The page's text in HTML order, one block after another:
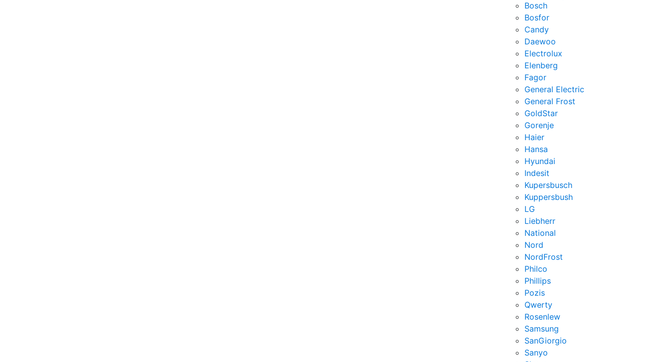
Bosch
Bosfor
Candy
Daewoo
Electrolux
Elenberg
Fagor
General Electric
General Frost
GoldStar
Gorenje
Haier
Hansa
Hyundai
Indesit
Kupersbusch
Kuppersbush
LG
Liebherr
National
Nord
NordFrost
Philco
Phillips
Pozis
Qwerty
Rosenlew
Samsung
SanGiorgio
Sanyo